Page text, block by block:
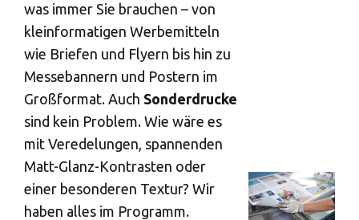
was immer Sie brauchen – von
kleinformatigen Werbemitteln
wie Briefen und Flyern bis hin zu
Messebannern und Postern im
Großformat. Auch Sonderdrucke
sind kein Problem. Wie wäre es
mit Veredelungen, spannenden
Matt-Glanz-Kontrasten oder
einer besonderen Textur? Wir
haben alles im Programm.